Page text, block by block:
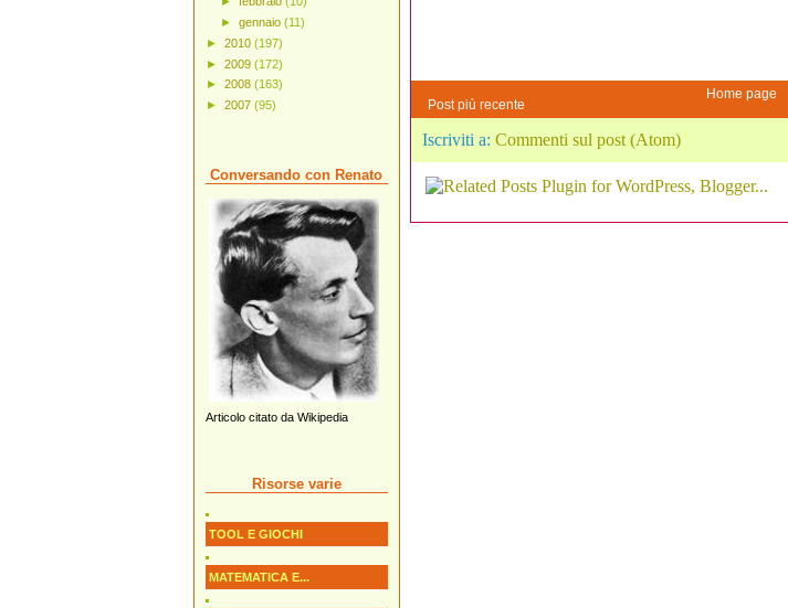
Post più recente
Home page
Iscriviti a: Commenti sul post (Atom)
► gennaio (11)
► 2010 (197)
► 2009 (172)
► 2008 (163)
► 2007 (95)
Conversando con Renato
Articolo citato da Wikipedia
Risorse varie
TOOL E GIOCHI
MATEMATICA E...